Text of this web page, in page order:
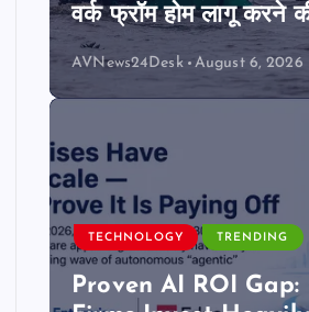
वर्क फ्रॉम होम लागू करने
AVNews24Desk August 6, 2026
TECHNOLOGY TRENDING
Proven AI ROI